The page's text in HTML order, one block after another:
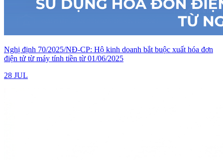
Nghị định 70/2025/NĐ-CP: Hộ kinh doanh bắt buộc xuất hóa đơn
điện tử từ máy tính tiền từ 01/06/2025
28 JUL